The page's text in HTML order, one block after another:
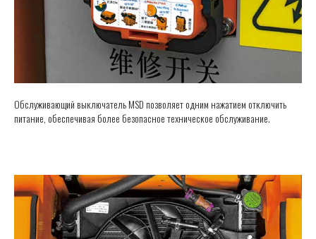
Обслуживающий выключатель MSD позволяет одним нажатием отключить
питание, обеспечивая более безопасное техническое обслуживание.